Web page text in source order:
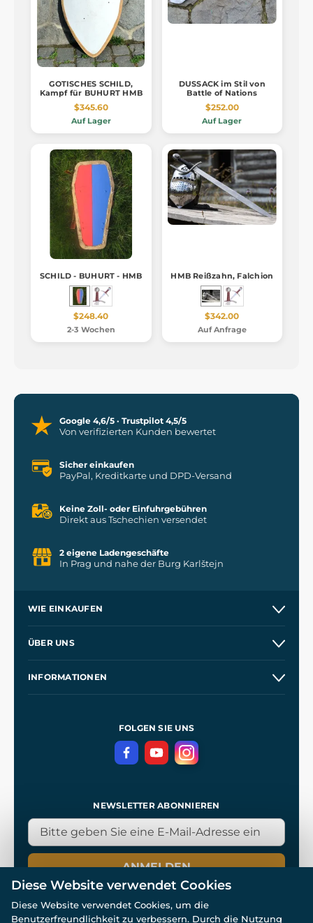
GOTISCHES SCHILD,
Kampf für BUHURT HMB
$345.60
Auf Lager
DUSSACK im Stil von
Battle of Nations
$252.00
Auf Lager
SCHILD - BUHURT - HMB
$248.40
2-3 Wochen
HMB Reißzahn, Falchion
$342.00
Auf Anfrage
Google 4,6/5 · Trustpilot 4,5/5
Von verifizierten Kunden bewertet
Sicher einkaufen
PayPal, Kreditkarte und DPD-Versand
Keine Zoll- oder Einfuhrgebühren
Direkt aus Tschechien versendet
2 eigene Ladengeschäfte
In Prag und nahe der Burg Karlštejn
WIE EINKAUFEN
Kontakt
ÜBER UNS
INFORMATIONEN
DatenschutzerklärungFOLGEN SIE UNS
NEWSLETTER ABONNIEREN
ANMELDEN
Diese Website verwendet Cookies
Diese Website verwendet Cookies, um die
Benutzerfreundlichkeit zu verbessern. Durch die Nutzung